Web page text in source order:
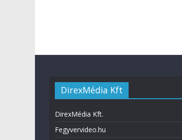
DirexMédia Kft
DirexMédia Kft.
Fegyvervideo.hu